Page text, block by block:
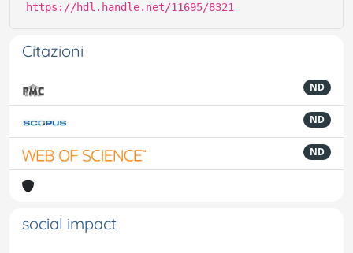
https://hdl.handle.net/11695/8321
Citazioni
ND
ND
ND
social impact